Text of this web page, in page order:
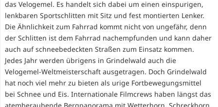
das Velogemel. Es handelt sich dabei um einen einspurigen,
lenkbaren Sportschlitten mit Sitz und fest montierten Lenker.
Die Ähnlichkeit zum Fahrrad kommt nicht von ungefähr, denn
der Schlitten ist dem Fahrrad nachempfunden und kann daher
auch auf schneebedeckten Straßen zum Einsatz kommen.
Jedes Jahr werden übrigens in Grindelwald auch die
Velogemel-Weltmeisterschaft ausgetragen. Doch Grindelwald
hat noch viel mehr zu bieten als urige Fortbewegungsmittel
bei Schnee und Eis. Internationale Filmcrews haben längst das